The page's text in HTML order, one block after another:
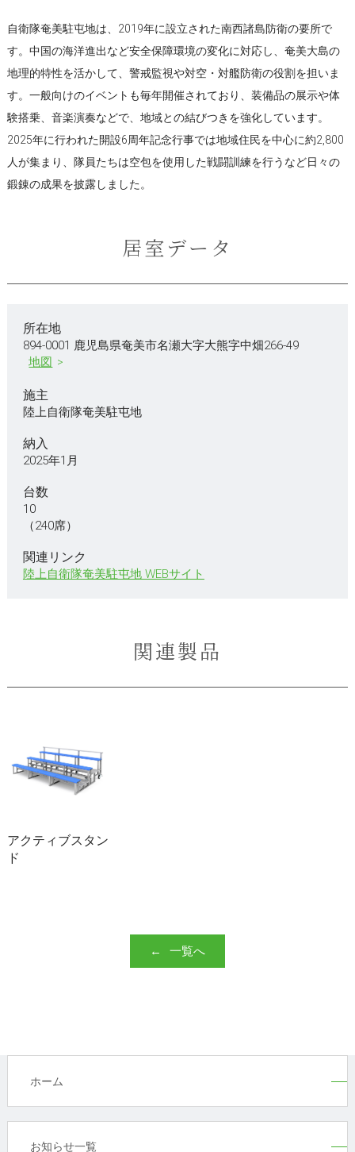
自衛隊奄美駐屯地は、2019年に設立された南西諸島防衛の要所で
す。中国の海洋進出など安全保障環境の変化に対応し、奄美大島の
地理的特性を活かして、警戒監視や対空・対艦防衛の役割を担いま
す。一般向けのイベントも毎年開催されており、装備品の展示や体
験搭乗、音楽演奏などで、地域との結びつきを強化しています。
2025年に行われた開設6周年記念行事では地域住民を中心に約2,800
人が集まり、隊員たちは空包を使用した戦闘訓練を行うなど日々の
鍛錬の成果を披露しました。
居室データ
所在地
894-0001 鹿児島県奄美市名瀬大字大熊字中畑266-49
地図
施主
陸上自衛隊奄美駐屯地
納入
2025年1月
台数
10
（240席）
関連リンク
陸上自衛隊奄美駐屯地 WEBサイト
関連製品
アクティブスタン
ド
一覧へ
ホーム
お知らせ一覧